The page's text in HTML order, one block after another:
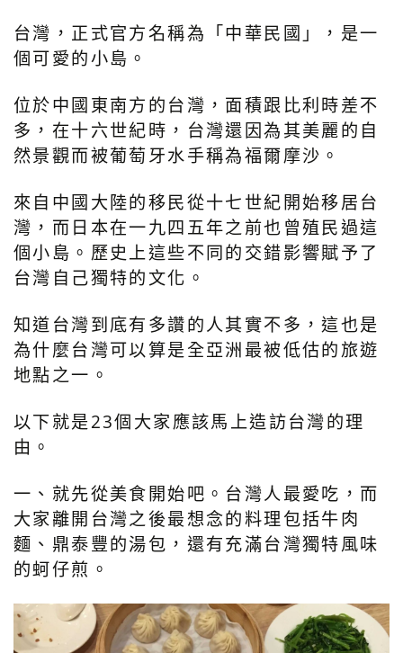
台灣，正式官方名稱為「中華民國」，是一
個可愛的小島。
位於中國東南方的台灣，面積跟比利時差不
多，在十六世紀時，台灣還因為其美麗的自
然景觀而被葡萄牙水手稱為福爾摩沙。
來自中國大陸的移民從十七世紀開始移居台
灣，而日本在一九四五年之前也曾殖民過這
個小島。歷史上這些不同的交錯影響賦予了
台灣自己獨特的文化。
知道台灣到底有多讚的人其實不多，這也是
為什麼台灣可以算是全亞洲最被低估的旅遊
地點之一。
以下就是23個大家應該馬上造訪台灣的理
由。
一、就先從美食開始吧。台灣人最愛吃，而
大家離開台灣之後最想念的料理包括牛肉
麵、鼎泰豐的湯包，還有充滿台灣獨特風味
的蚵仔煎。